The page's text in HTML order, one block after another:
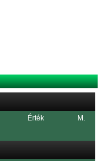
Érték
M.